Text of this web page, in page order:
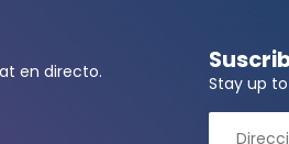
en directo.
Stay up